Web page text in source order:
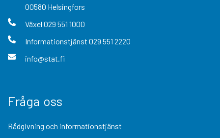
00580 Helsingfors
Växel 029 551 1000
Informationstjänst 029 551 2220
info@stat.fi
Fråga oss
Rådgivning och informationstjänst